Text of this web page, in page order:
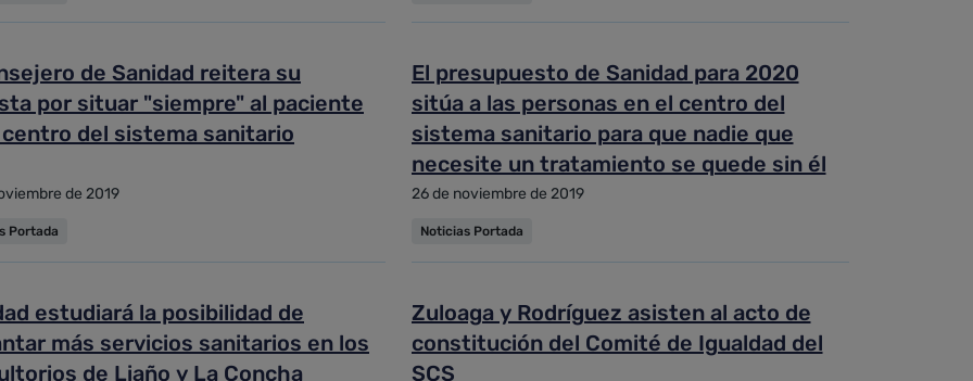
de Sanidad reitera su
por situar "siempre" al paciente
centro del sistema sanitario
de 2019
Portada
El presupuesto de Sanidad para 2020
sitúa a las personas en el centro del
sistema sanitario para que nadie que
necesite un tratamiento se quede sin él
26 de noviembre de 2019
Noticias Portada
estudiará la posibilidad de
más servicios sanitarios en los
de Liaño y La Concha
Zuloaga y Rodríguez asisten al acto de
constitución del Comité de Igualdad del
SCS